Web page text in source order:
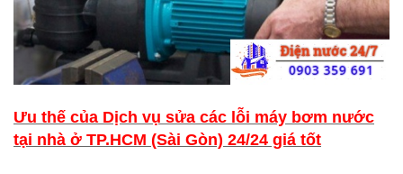
Ưu thế của Dịch vụ sửa các lỗi máy bơm nước
tại nhà ở TP.HCM (Sài Gòn) 24/24 giá tốt